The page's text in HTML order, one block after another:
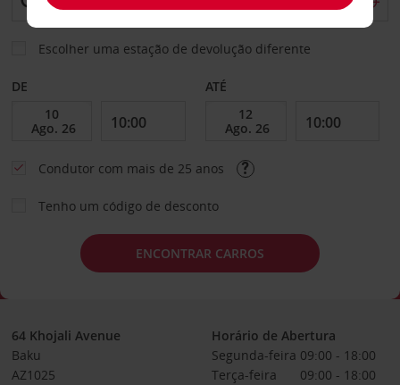
Escolher uma estação de devolução diferente
DE ATÉ
Condutor com mais de 25 anos
Tenho um código de desconto
ENCONTRAR CARROS
64 Khojali Avenue
Baku
AZ1025
Horário de Abertura
Segunda-feira 09:00 - 18:00
Terça-feira
09:00 - 18:00